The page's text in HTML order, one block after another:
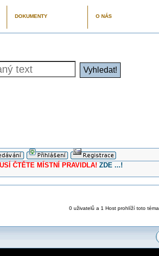
DOKUMENTY O NÁS
ČTĚTE MÍSTNÍ PRAVIDLA! ZDE ...!
0 uživatelů a 1 Host prohlíží toto téma.